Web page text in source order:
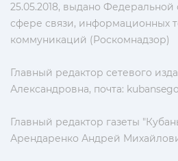
25.05.2018, выдано
сфере связи, информационных
коммуникаций (Роскомнадзор)
Главный редактор сетевого
Александровна, почта:
Главный редактор газеты
Арендаренко Андрей